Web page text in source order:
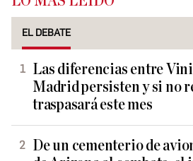
EL DEBATE
Las diferencias entre
Madrid persisten y si no
traspasará este mes
De un cementerio de